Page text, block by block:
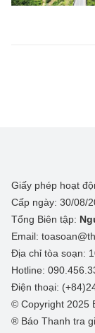
Giấy phép hoạt
Cấp ngày: 30/08/
Tổng Biên tập:
Email:
Địa chỉ tòa soạn:
Hotline:
Điện thoại:
© Copyright 2025
® Báo Thanh tra